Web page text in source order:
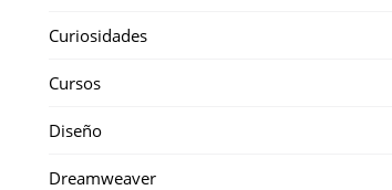
Curiosidades
Cursos
Diseño
Dreamweaver